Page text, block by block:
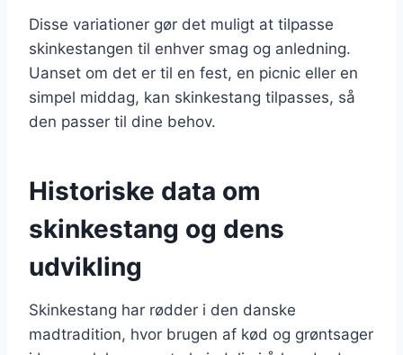
Disse variationer gør det muligt at tilpasse
skinkestangen til enhver smag og anledning.
Uanset om det er til en fest, en picnic eller en
simpel middag, kan skinkestang tilpasses, så
den passer til dine behov.
Historiske data om
skinkestang og dens
udvikling
Skinkestang har rødder i den danske
madtradition, hvor brugen af kød og grøntsager